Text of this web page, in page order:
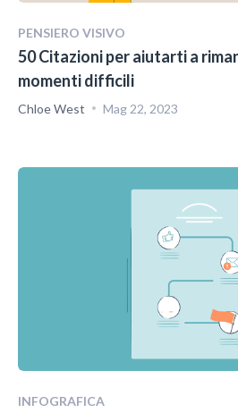
PENSIERO VISIVO
50 Citazioni per aiutarti a
momenti difficili
Chloe West Mag 22, 2023
INFOGRAFICA